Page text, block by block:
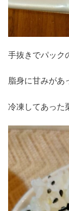
手抜きでパック
脂身に甘みがあ
冷凍してあった